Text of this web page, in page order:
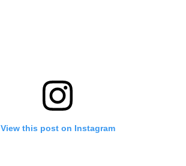
View this post on Instagram